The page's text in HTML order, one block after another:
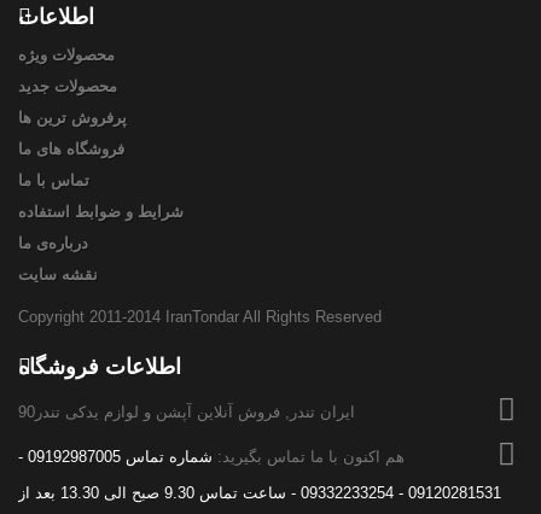
اطلاعات
محصولات ویژه
محصولات جدید
پرفروش ترین‌ ها
فروشگاه های ما
تماس با ما
شرایط و ضوابط استفاده
درباره‌ی ما
نقشه سایت
Copyright 2011-2014 IranTondar All Rights Reserved
اطلاعات فروشگاه
ایران تندر, فروش آنلاین آپشن و لوازم یدکی تندر90
هم اکنون با ما تماس بگیرید:
شماره تماس 09192987005 -
09120281531 - 09332233254 - ساعت تماس 9.30 صبح الی 13.30 بعد از